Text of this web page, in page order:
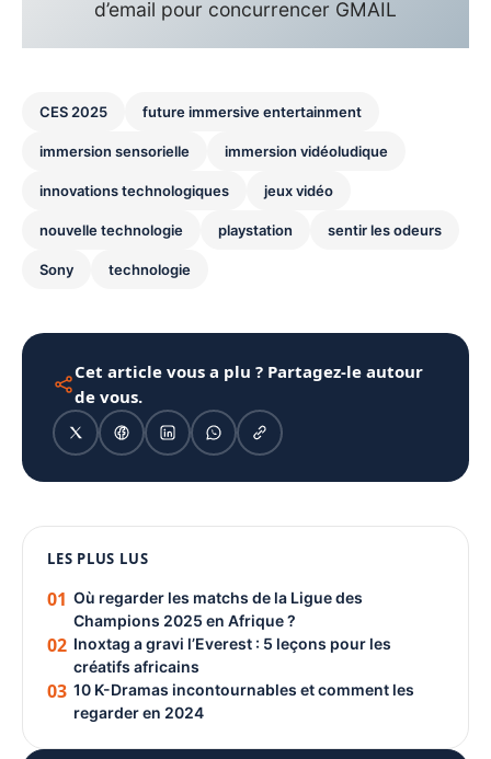
d’email pour concurrencer GMAIL
CES 2025 future immersive entertainment
immersion sensorielle immersion vidéoludique
innovations technologiques jeux vidéo
nouvelle technologie playstation sentir les odeurs
Sony technologie
Cet article vous a plu ? Partagez-le autour
de vous.
PUBLICITÉ
LES PLUS LUS
01 Où regarder les matchs de la Ligue des
Champions 2025 en Afrique ?
02 Inoxtag a gravi l’Everest : 5 leçons pour les
créatifs africains
03 10 K-Dramas incontournables et comment les
regarder en 2024